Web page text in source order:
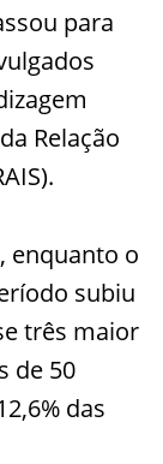
para
Relação
enquanto o
subiu
três maior
de 50
das